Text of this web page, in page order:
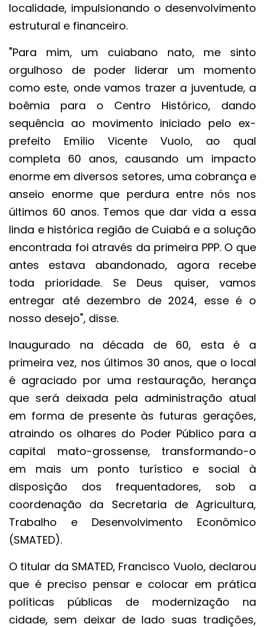
localidade, impulsionando o desenvolvimento
estrutural e financeiro.
"Para mim, um cuiabano nato, me sinto
orgulhoso de poder liderar um momento
como este, onde vamos trazer a juventude, a
boêmia para o Centro Histórico, dando
sequência ao movimento iniciado pelo ex-
prefeito Emílio Vicente Vuolo, ao qual
completa 60 anos, causando um impacto
enorme em diversos setores, uma cobrança e
anseio enorme que perdura entre nós nos
últimos 60 anos. Temos que dar vida a essa
linda e histórica região de Cuiabá e a solução
encontrada foi através da primeira PPP. O que
antes estava abandonado, agora recebe
toda prioridade. Se Deus quiser, vamos
entregar até dezembro de 2024, esse é o
nosso desejo", disse.
Inaugurado na década de 60, esta é a
primeira vez, nos últimos 30 anos, que o local
é agraciado por uma restauração, herança
que será deixada pela administração atual
em forma de presente às futuras gerações,
atraindo os olhares do Poder Público para a
capital mato-grossense, transformando-o
em mais um ponto turístico e social à
disposição dos frequentadores, sob a
coordenação da Secretaria de Agricultura,
Trabalho e Desenvolvimento Econômico
(SMATED).
O titular da SMATED, Francisco Vuolo, declarou
que é preciso pensar e colocar em prática
políticas públicas de modernização na
cidade, sem deixar de lado suas tradições,